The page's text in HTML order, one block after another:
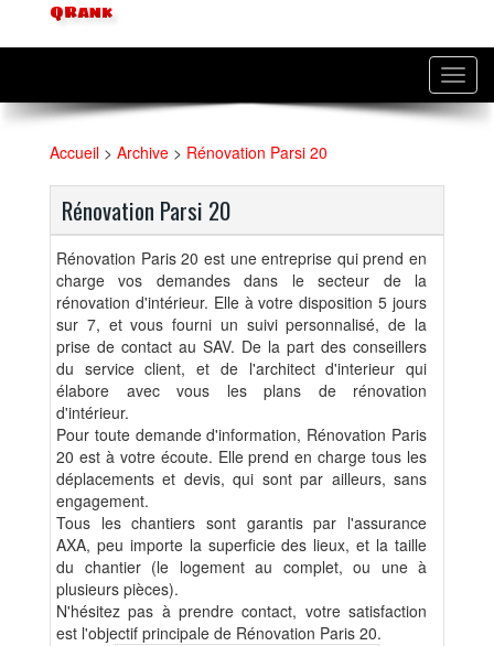
QRank
Accueil > Archive > Rénovation Parsi 20
Rénovation Parsi 20
Rénovation Paris 20 est une entreprise qui prend en
charge vos demandes dans le secteur de la
rénovation d'intérieur. Elle à votre disposition 5 jours
sur 7, et vous fourni un suivi personnalisé, de la
prise de contact au SAV. De la part des conseillers
du service client, et de l'architect d'interieur qui
élabore avec vous les plans de rénovation
d'intérieur.
Pour toute demande d'information, Rénovation Paris
20 est à votre écoute. Elle prend en charge tous les
déplacements et devis, qui sont par ailleurs, sans
engagement.
Tous les chantiers sont garantis par l'assurance
AXA, peu importe la superficie des lieux, et la taille
du chantier (le logement au complet, ou une à
plusieurs pièces).
N'hésitez pas à prendre contact, votre satisfaction
est l'objectif principale de Rénovation Paris 20.